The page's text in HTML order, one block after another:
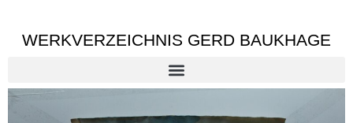
WERKVERZEICHNIS GERD BAUKHAGE